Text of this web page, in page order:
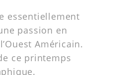
essentiellement
passion en
Américain.
ce printemps